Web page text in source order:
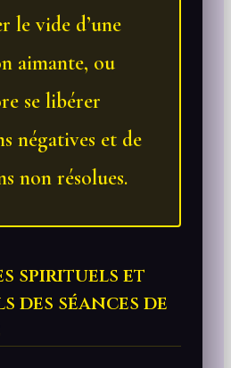
le vide d’une
aimante, ou
se libérer
négatives et de
non résolues.
spirituels et
des séances de